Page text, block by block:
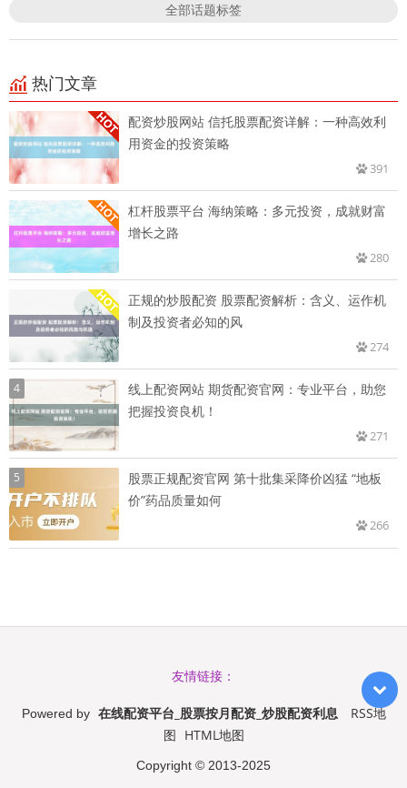
全部话题标签
热门文章
配资炒股网站 信托股票配资详解：一种高效利
用资金的投资策略
391
杠杆股票平台 海纳策略：多元投资，成就财富
增长之路
280
正规的炒股配资 股票配资解析：含义、运作机
制及投资者必知的风
274
4
线上配资网站 期货配资官网：专业平台，助您
把握投资良机！
271
5
股票正规配资官网 第十批集采降价凶猛 “地板
价”药品质量如何
266
友情链接：
Powered by 在线配资平台_股票按月配资_炒股配资利息
RSS地
图 HTML地图
Copyright © 2013-2025